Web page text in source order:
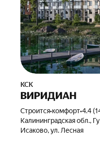
КСК
ВИРИДИАН
Строится•комфорт•4.4
Калининградская обл.,
Исаково, ул. Лесная